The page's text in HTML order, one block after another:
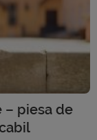
– piesa de